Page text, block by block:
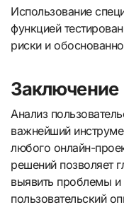
Использование
функцией
риски и
Заключение
Анализ
важнейший
любого онлайн-
решений позволяет
выявить проблемы
пользовательский